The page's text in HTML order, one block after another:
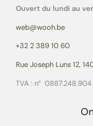
Ouvert du lundi au
web@wooh.be
+32 2 389 10 60
Rue Joseph Luns 12,
TVA : n° 0887.248.904